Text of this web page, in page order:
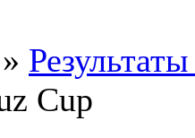
»
Cup